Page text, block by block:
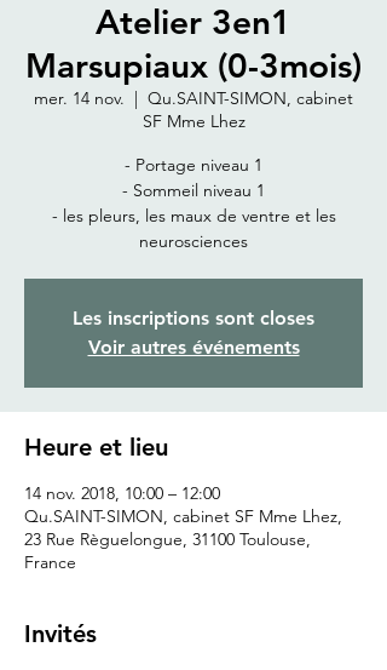
Atelier 3en1
Marsupiaux (0-3mois)
mer. 14 nov.
  |
Qu.SAINT-SIMON, cabinet
SF Mme Lhez
- Portage niveau 1
- Sommeil niveau 1
- les pleurs, les maux de ventre et les
neurosciences
Les inscriptions sont closes
Voir autres événements
Heure et lieu
14 nov. 2018, 10:00 – 12:00
Qu.SAINT-SIMON, cabinet SF Mme Lhez,
23 Rue Règuelongue, 31100 Toulouse,
France
Invités